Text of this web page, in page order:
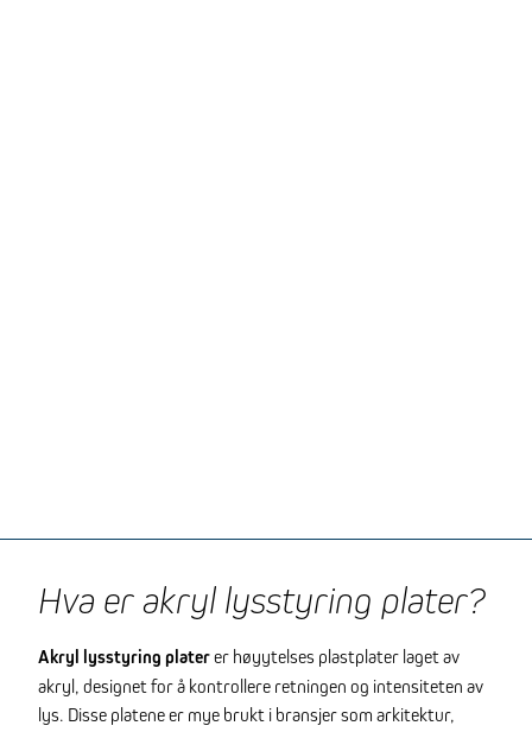
Hva er akryl lysstyring plater?
Akryl lysstyring platerer høyytelses plastplater laget av
akryl, designet for å kontrollere retningen og intensiteten av
lys. Disse platene er mye brukt i bransjer som arkitektur,